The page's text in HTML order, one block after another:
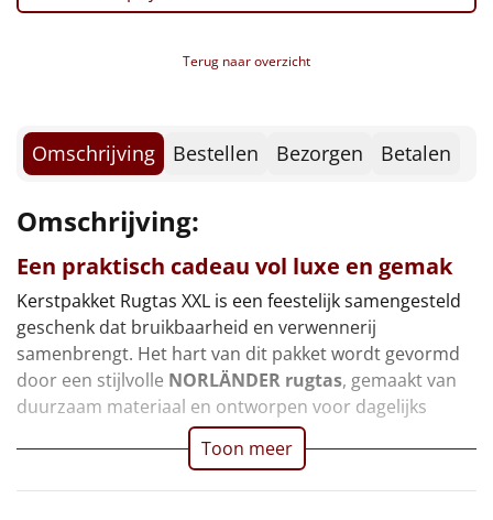
Borrelplank
NIEUW
Noodradio NIEUW
Deken (fleece plaid)
Alle artikelen
Overige
Ideeën
Broodstengels 'Champion', 125 gr
Haverkoekjes 'Amazing', 135 gr
Postcode Loterij Lot
Verpakt in een feestelijke kerstdoos, 49 x 39 x 20 cm
Terug naar overzicht
Omschrijving Bestellen Bezorgen Betalen
Omschrijving:
Een praktisch cadeau vol luxe en gemak
Kerstpakket Rugtas XXL is een feestelijk samengesteld
geschenk dat bruikbaarheid en verwennerij
samenbrengt. Het hart van dit pakket wordt gevormd
door een stijlvolle NORLÄNDER rugtas, gemaakt van
duurzaam materiaal en ontworpen voor dagelijks
Toon meer